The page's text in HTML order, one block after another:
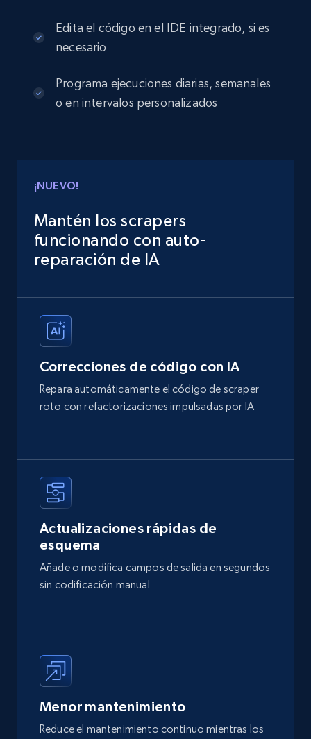
Edita el código en el IDE integrado, si es
necesario
Programa ejecuciones diarias, semanales
o en intervalos personalizados
¡NUEVO!
Mantén los scrapers
funcionando con auto-
reparación de IA
Correcciones de código con IA
Repara automáticamente el código de scraper
roto con refactorizaciones impulsadas por IA
Actualizaciones rápidas de
esquema
Añade o modifica campos de salida en segundos
sin codificación manual
Menor mantenimiento
Reduce el mantenimiento continuo mientras los